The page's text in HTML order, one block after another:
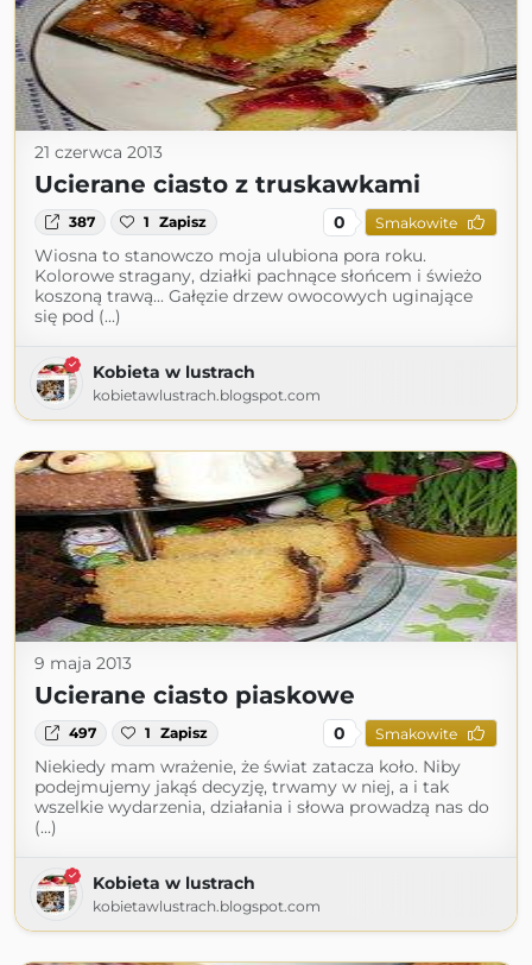
21 czerwca 2013
Ucierane ciasto z truskawkami
387 1 Zapisz 0 Smakowite
Wiosna to stanowczo moja ulubiona pora roku.
Kolorowe stragany, działki pachnące słońcem i świeżo
koszoną trawą... Gałęzie drzew owocowych uginające
się pod (...)
Kobieta w lustrach
kobietawlustrach.blogspot.com
9 maja 2013
Ucierane ciasto piaskowe
497 1 Zapisz 0 Smakowite
Niekiedy mam wrażenie, że świat zatacza koło. Niby
podejmujemy jakąś decyzję, trwamy w niej, a i tak
wszelkie wydarzenia, działania i słowa prowadzą nas do
(...)
Kobieta w lustrach
kobietawlustrach.blogspot.com